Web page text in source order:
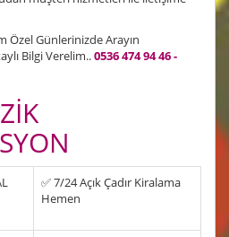
Özel Günlerinizde Arayın
Bilgi Verelim..0536 474 94 46 -
✅ 7/24 Açık Çadır Kiralama
Hemen